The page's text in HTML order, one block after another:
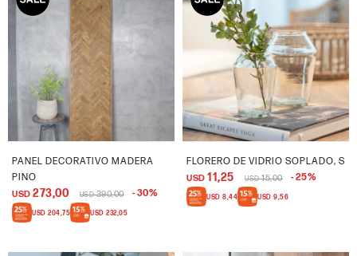
PANEL DECORATIVO MADERA
PINO
USD 273,00 USD 390,00 30
USD 204,75 USD 232,05
FLORERO DE VIDRIO SOPLADO, S
USD 11,25 USD 15,00 25
USD 8,44 USD 9,56